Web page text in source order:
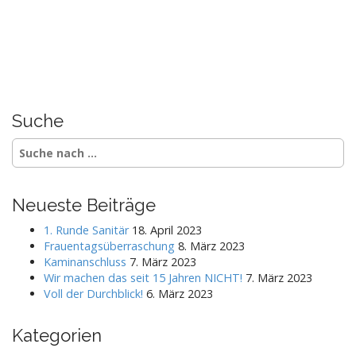
Suche
S
e
c
Neueste Beiträge
1. Runde Sanitär 18. April 2023
Frauentagsüberraschung 8. März 2023
Kaminanschluss 7. März 2023
Wir machen das seit 15 Jahren NICHT! 7. März 2023
Voll der Durchblick! 6. März 2023
Kategorien